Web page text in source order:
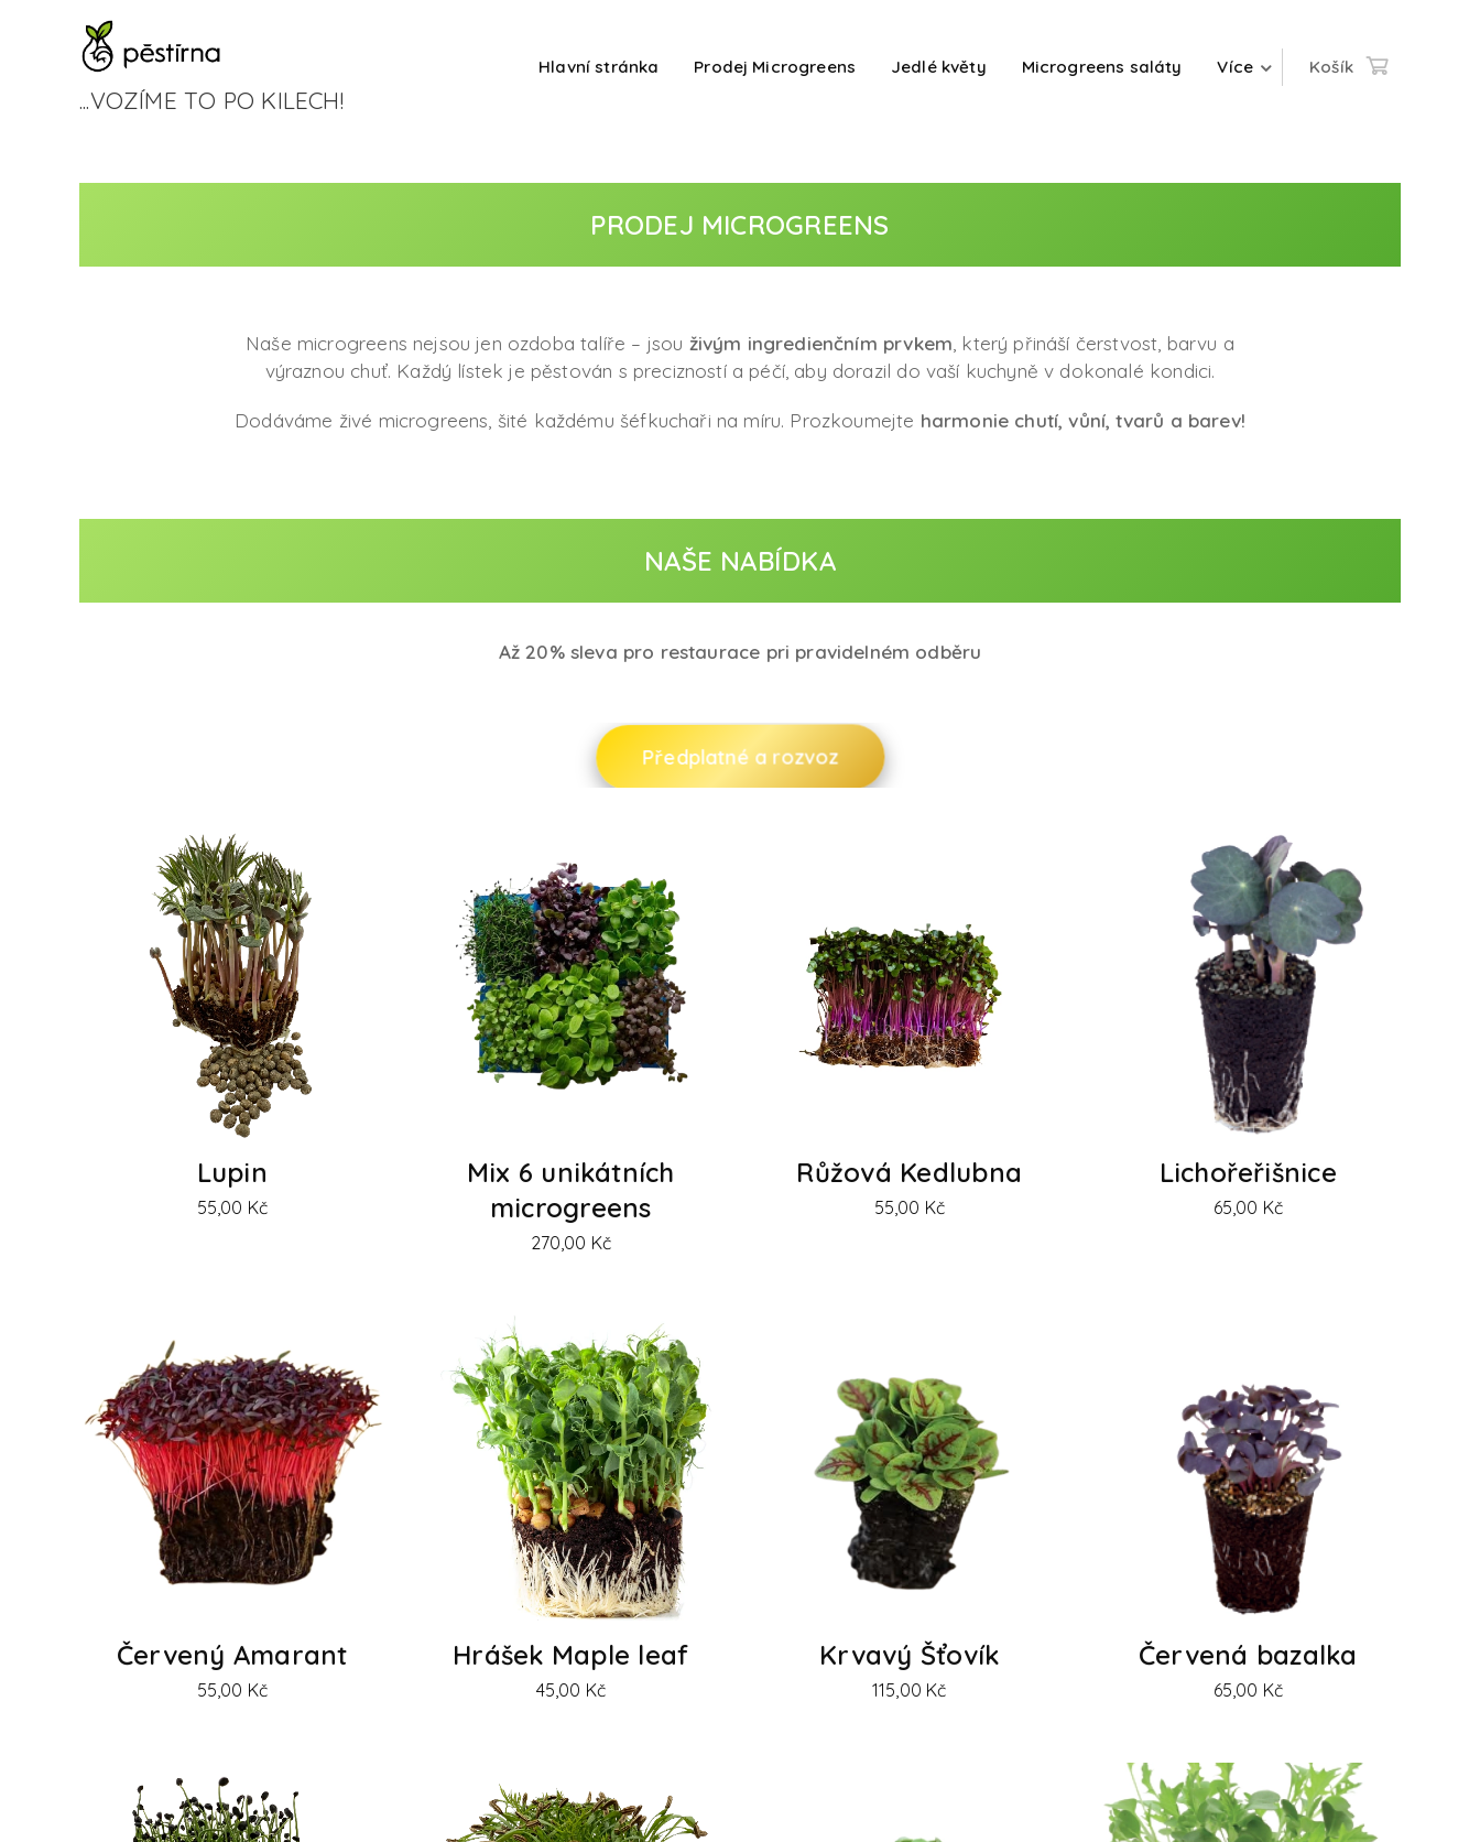
...VOZÍME TO PO KILECH!
Hlavní stránka Prodej Microgreens Jedlé květy Microgreens saláty Více Košík
PRODEJ MICROGREENS
Naše microgreens nejsou jen ozdoba talíře – jsou živým ingredienčním prvkem , který přináší čerstvost, barvu a
výraznou chuť. Každý lístek je pěstován s precizností a péčí, aby dorazil do vaší kuchyně v dokonalé kondici.
Dodáváme živé microgreens, šité každému šéfkuchaři na míru. Prozkoumejte harmonie chutí, vůní, tvarů a barev!
NAŠE NABÍDKA
Až 20% sleva pro restaurace pri pravidelném odběru
Předplatné a rozvoz
Lupin
55,00 Kč
Mix 6 unikátních
microgreens
270,00 Kč
Růžová Kedlubna
55,00 Kč
Lichořeřišnice
65,00 Kč
Červený Amarant
55,00 Kč
Hrášek Maple leaf
45,00 Kč
Krvavý Šťovík
115,00 Kč
Červená bazalka
65,00 Kč